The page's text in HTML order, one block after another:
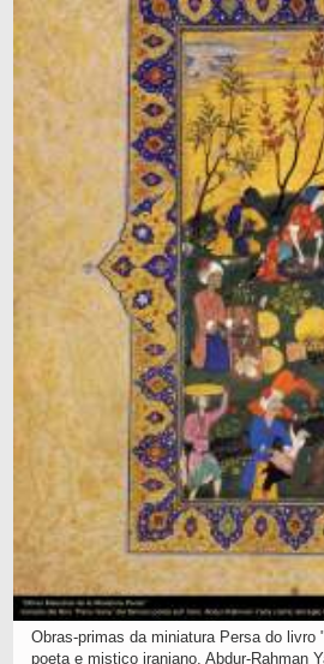
Obras-primas da miniatura Persa do
poeta e mistico iraniano, Abdur-Rahman